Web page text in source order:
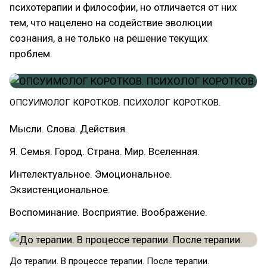
психотерапии и философии, но отличается от них
тем, что нацелено на содействие эволюции
сознания, а не только на решение текущих
проблем.
ОПСУИМОЛОГ КОРОТКОВ. ПСИХОЛОГ КОРОТКОВ.
Мысли. Слова. Действия.
Я. Семья. Город. Страна. Мир. Вселенная.
Интелектуальное. Эмоциональное.
Экзистенциональное.
Воспоминание. Восприятие. Воображение.
До терапии. В процессе терапии. После терапии.